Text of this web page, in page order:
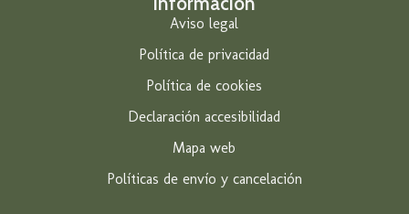
Aviso legal
Política de privacidad
Política de cookies
Declaración accesibilidad
Mapa web
Políticas de envío y cancelación